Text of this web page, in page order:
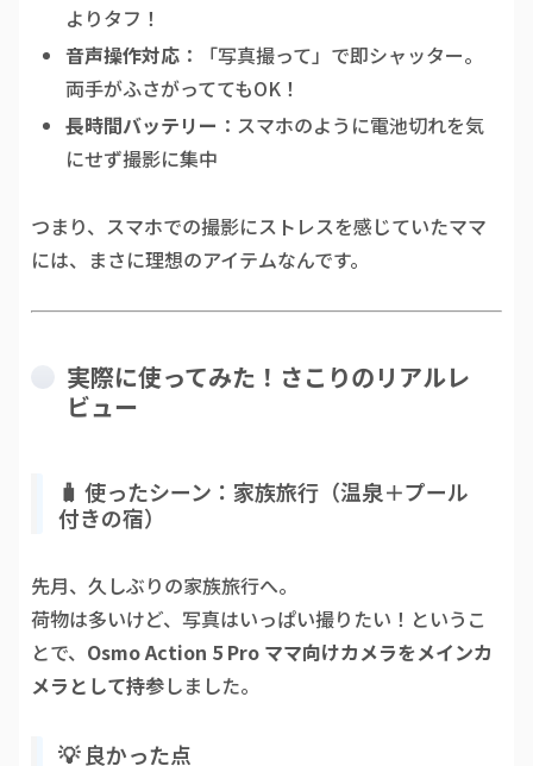
よりタフ！
音声操作対応 ：「写真撮って」で即シャッター。
両手がふさがっててもOK！
長時間バッテリー ：スマホのように電池切れを気
にせず撮影に集中
つまり、スマホでの撮影にストレスを感じていたママ
には、まさに理想のアイテムなんです。
実際に使ってみた！さこりのリアルレ
ビュー
🧳 使ったシーン：家族旅行（温泉＋プール
付きの宿）
先月、久しぶりの家族旅行へ。
荷物は多いけど、写真はいっぱい撮りたい！というこ
とで、 Osmo Action 5 Pro ママ向けカメラをメインカ
メラとして持参しました。
💡 良かった点